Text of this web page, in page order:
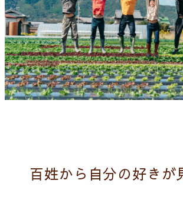
百姓から自分の好きが